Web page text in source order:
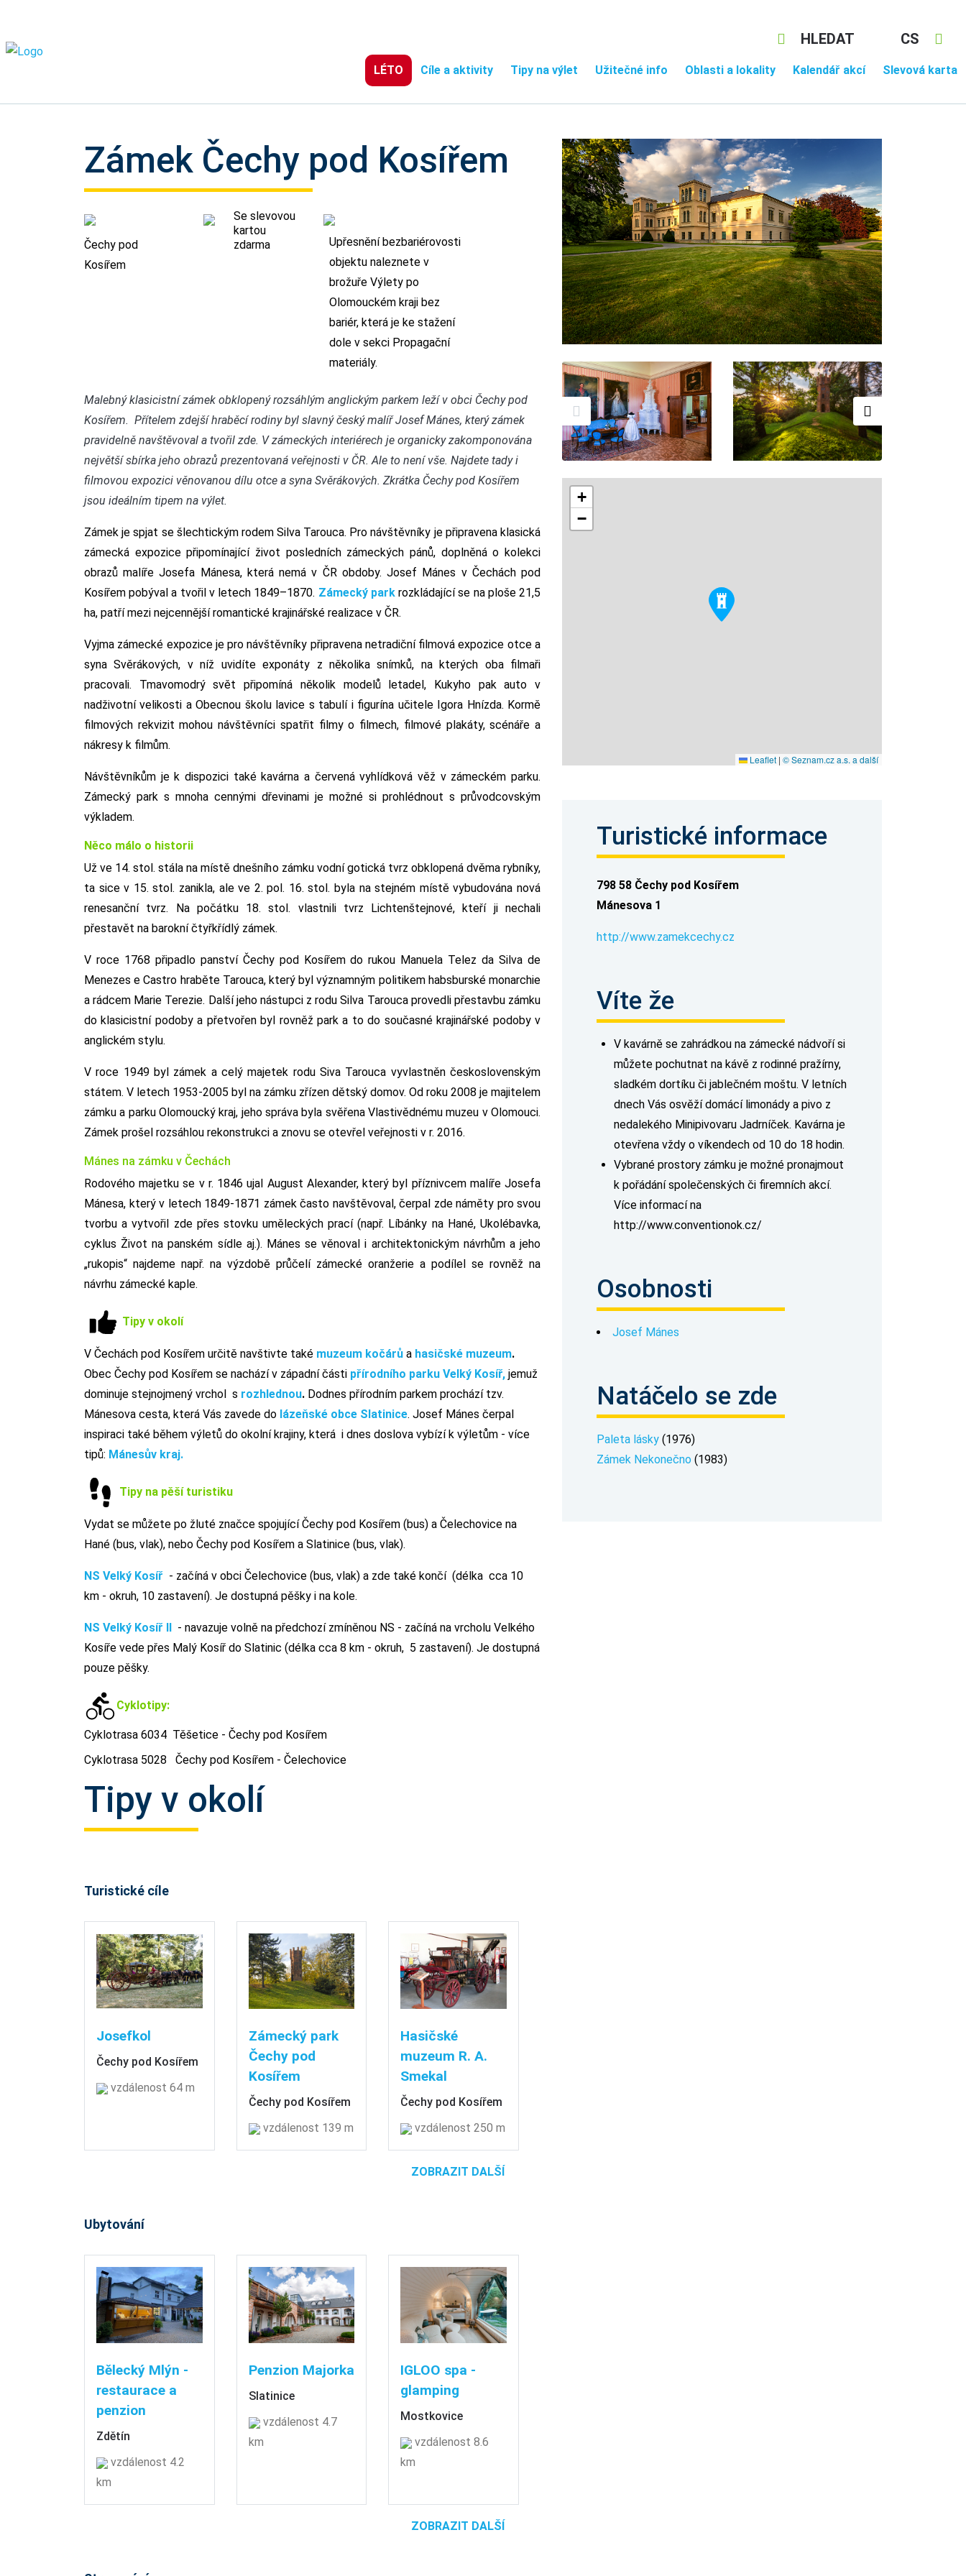
CS
HLEDAT
LÉTO Cíle a aktivity Tipy na výlet Užitečné info Oblasti a lokality Kalendář akcí Slevová karta
Zámek Čechy pod Kosířem
Čechy pod
Kosířem
Se slevovou
kartou
zdarma
Upřesnění bezbariérovosti
objektu naleznete v
brožuře Výlety po
Olomouckém kraji bez
bariér, která je ke stažení
dole v sekci Propagační
materiály.
Malebný klasicistní zámek obklopený rozsáhlým anglickým parkem leží v obci Čechy pod
Kosířem. Přítelem zdejší hraběcí rodiny byl slavný český malíř Josef Mánes, který zámek
pravidelně navštěvoval a tvořil zde. V zámeckých interiérech je organicky zakomponována
největší sbírka jeho obrazů prezentovaná veřejnosti v ČR. Ale to není vše. Najdete tady i
filmovou expozici věnovanou dílu otce a syna Svěrákových. Zkrátka Čechy pod Kosířem
jsou ideálním tipem na výlet.
Zámek je spjat se šlechtickým rodem Silva Tarouca. Pro návštěvníky je připravena klasická
zámecká expozice připomínající život posledních zámeckých pánů, doplněná o kolekci
obrazů malíře Josefa Mánesa, která nemá v ČR obdoby. Josef Mánes v Čechách pod
Kosířem pobýval a tvořil v letech 1849–1870. Zámecký park rozkládající se na ploše 21,5
ha, patří mezi nejcennější romantické krajinářské realizace v ČR.
Vyjma zámecké expozice je pro návštěvníky připravena netradiční filmová expozice otce a
syna Svěrákových, v níž uvidíte exponáty z několika snímků, na kterých oba filmaři
pracovali. Tmavomodrý svět připomíná několik modelů letadel, Kukyho pak auto v
nadživotní velikosti a Obecnou školu lavice s tabulí i figurína učitele Igora Hnízda. Kormě
filmových rekvizit mohou návštěvníci spatřit filmy o filmech, filmové plakáty, scénáře a
nákresy k filmům.
Návštěvníkům je k dispozici také kavárna a červená vyhlídková věž v zámeckém parku.
Zámecký park s mnoha cennými dřevinami je možné si prohlédnout s průvodcovským
výkladem.
Něco málo o historii
Už ve 14. stol. stála na místě dnešního zámku vodní gotická tvrz obklopená dvěma rybníky,
ta sice v 15. stol. zanikla, ale ve 2. pol. 16. stol. byla na stejném místě vybudována nová
renesanční tvrz. Na počátku 18. stol. vlastnili tvrz Lichtenštejnové, kteří ji nechali
přestavět na barokní čtyřkřídlý zámek.
V roce 1768 připadlo panství Čechy pod Kosířem do rukou Manuela Telez da Silva de
Menezes e Castro hraběte Tarouca, který byl významným politikem habsburské monarchie
a rádcem Marie Terezie. Další jeho nástupci z rodu Silva Tarouca provedli přestavbu zámku
do klasicistní podoby a přetvořen byl rovněž park a to do současné krajinářské podoby v
anglickém stylu.
V roce 1949 byl zámek a celý majetek rodu Siva Tarouca vyvlastněn československým
státem. V letech 1953-2005 byl na zámku zřízen dětský domov. Od roku 2008 je majitelem
zámku a parku Olomoucký kraj, jeho správa byla svěřena Vlastivědnému muzeu v Olomouci.
Zámek prošel rozsáhlou rekonstrukci a znovu se otevřel veřejnosti v r. 2016.
Mánes na zámku v Čechách
Rodového majetku se v r. 1846 ujal August Alexander, který byl příznivcem malíře Josefa
Mánesa, který v letech 1849-1871 zámek často navštěvoval, čerpal zde náměty pro svou
tvorbu a vytvořil zde přes stovku uměleckých prací (např. Líbánky na Hané, Ukolébavka,
cyklus Život na panském sídle aj.). Mánes se věnoval i architektonickým návrhům a jeho
„rukopis“ najdeme např. na výzdobě průčelí zámecké oranžerie a podílel se rovněž na
návrhu zámecké kaple.
Tipy v okolí
V Čechách pod Kosířem určitě navštivte také muzeum kočárů a hasičské muzeum.
Obec Čechy pod Kosířem se nachází v západní části přírodního parku Velký Kosíř, jemuž
dominuje stejnojmený vrchol s rozhlednou. Dodnes přírodním parkem prochází tzv.
Mánesova cesta, která Vás zavede do lázeňské obce Slatinice. Josef Mánes čerpal
inspiraci také během výletů do okolní krajiny, která i dnes doslova vybízí k výletům - více
tipů: Mánesův kraj.
Tipy na pěší turistiku
Vydat se můžete po žluté značce spojující Čechy pod Kosířem (bus) a Čelechovice na
Hané (bus, vlak), nebo Čechy pod Kosířem a Slatinice (bus, vlak).
NS Velký Kosíř - začíná v obci Čelechovice (bus, vlak) a zde také končí (délka cca 10
km - okruh, 10 zastavení). Je dostupná pěšky i na kole.
NS Velký Kosíř II - navazuje volně na předchozí zmíněnou NS - začíná na vrcholu Velkého
Kosíře vede přes Malý Kosíř do Slatinic (délka cca 8 km - okruh, 5 zastavení). Je dostupná
pouze pěšky.
Cyklotipy:
Cyklotrasa 6034 Těšetice - Čechy pod Kosířem
Cyklotrasa 5028 Čechy pod Kosířem - Čelechovice
Tipy v okolí
Turistické cíle
Josefkol
Čechy pod Kosířem
vzdálenost 64 m
Zámecký park
Čechy pod
Kosířem
Čechy pod Kosířem
vzdálenost 139 m
Hasičské
muzeum R. A.
Smekal
Čechy pod Kosířem
vzdálenost 250 m
ZOBRAZIT DALŠÍ
Ubytování
Bělecký Mlýn -
restaurace a
penzion
Zdětín
vzdálenost 4.2
km
Penzion Majorka
Slatinice
vzdálenost 4.7
km
IGLOO spa -
glamping
Mostkovice
vzdálenost 8.6
km
ZOBRAZIT DALŠÍ
+
−
Leaflet | © Seznam.cz a.s. a další
Turistické informace
798 58 Čechy pod Kosířem
Mánesova 1
http://www.zamekcechy.cz
Víte že
V kavárně se zahrádkou na zámecké nádvoří si
můžete pochutnat na kávě z rodinné pražírny,
sladkém dortíku či jablečném moštu. V letních
dnech Vás osvěží domácí limonády a pivo z
nedalekého Minipivovaru Jadrníček. Kavárna je
otevřena vždy o víkendech od 10 do 18 hodin.
Vybrané prostory zámku je možné pronajmout
k pořádání společenských či firemních akcí.
Více informací na
http://www.conventionok.cz/
Osobnosti
Josef Mánes
Natáčelo se zde
Paleta lásky (1976)
Zámek Nekonečno (1983)